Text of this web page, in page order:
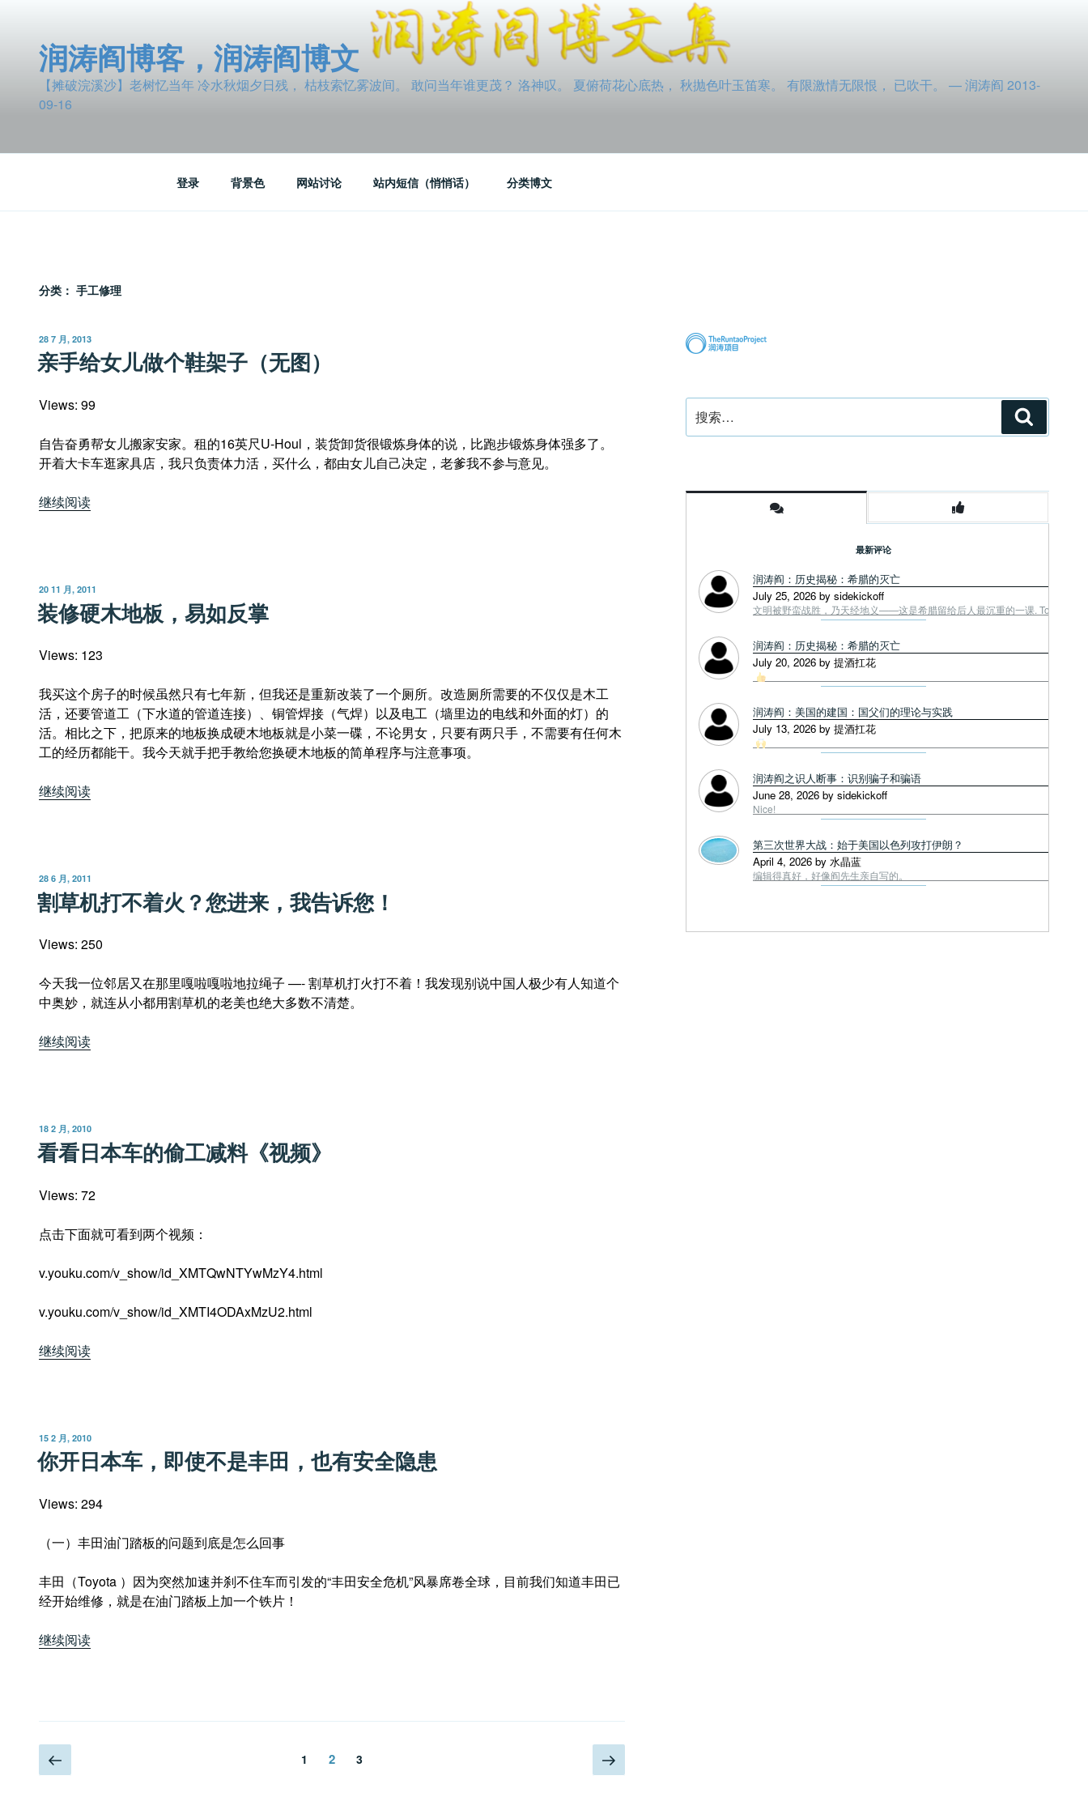
润涛阎博客，润涛阎博文
【摊破浣溪沙】老树忆当年 冷水秋烟夕日残， 枯枝索忆雾波间。 敢问当年谁更茂？ 洛神叹。 夏俯荷花心底热， 秋抛色叶玉笛寒。 有限激情无限恨， 已吹干。 — 润涛阎 2013-
09-16
登录 背景色 网站讨论 站内短信（悄悄话） 分类博文
分类： 手工修理
发
布
于
28 7 月, 2013
亲手给女儿做个鞋架子（无图）
Views: 99
自告奋勇帮女儿搬家安家。租的16英尺U-Houl，装货卸货很锻炼身体的说，比跑步锻炼身体强多了。
开着大卡车逛家具店，我只负责体力活，买什么，都由女儿自己决定，老爹我不参与意见。
继续阅读“亲
做
个
架
（无
图）”
发
布
于
20 11 月, 2011
装修硬木地板，易如反掌
Views: 123
我买这个房子的时候虽然只有七年新，但我还是重新改装了一个厕所。改造厕所需要的不仅仅是木工
活，还要管道工（下水道的管道连接）、铜管焊接（气焊）以及电工（墙里边的电线和外面的灯）的
活。相比之下，把原来的地板换成硬木地板就是小菜一碟，不论男女，只要有两只手，不需要有任何木
工的经历都能干。我今天就手把手教给您换硬木地板的简单程序与注意事项。
继续阅读“装
板，
易
反
发
布
于
28 6 月, 2011
割草机打不着火？您进来，我告诉您！
Views: 250
今天我一位邻居又在那里嘎啦嘎啦地拉绳子 —- 割草机打火打不着！我发现别说中国人极少有人知道个
中奥妙，就连从小都用割草机的老美也绝大多数不清楚。
继续阅读“割
着
火？
进
我
诉
发
布
于
18 2 月, 2010
看看日本车的偷工减料《视频》
Views: 72
点击下面就可看到两个视频：
v.youku.com/v_show/id_XMTQwNTYwMzY4.html
v.youku.com/v_show/id_XMTI4ODAxMzU2.html
继续阅读“看
的
偷
减
《视
发
布
于
15 2 月, 2010
你开日本车，即使不是丰田，也有安全隐患
Views: 294
（一）丰田油门踏板的问题到底是怎么回事
丰田（Toyota ）因为突然加速并刹不住车而引发的“丰田安全危机”风暴席卷全球，目前我们知道丰田已
经开始维修，就是在油门踏板上加一个铁片！
继续阅读“你
车，
文上
一
页
1 页
2 页
3 下
一
索：
索
最新评论
润涛阎：历史揭秘：希腊的灭亡
July 25, 2026 by sidekickoff
文明被野蛮战胜，乃天经地义——这是希腊留给后人最沉重的一课. Tough
润涛阎：历史揭秘：希腊的灭亡
July 20, 2026 by 提酒扛花
润涛阎：美国的建国：国父们的理论与实践
July 13, 2026 by 提酒扛花
润涛阎之识人断事：识别骗子和骗语
June 28, 2026 by sidekickoff
Nice!
第三次世界大战：始于美国以色列攻打伊朗？
April 4, 2026 by 水晶蓝
编辑得真好，好像阎先生亲自写的。